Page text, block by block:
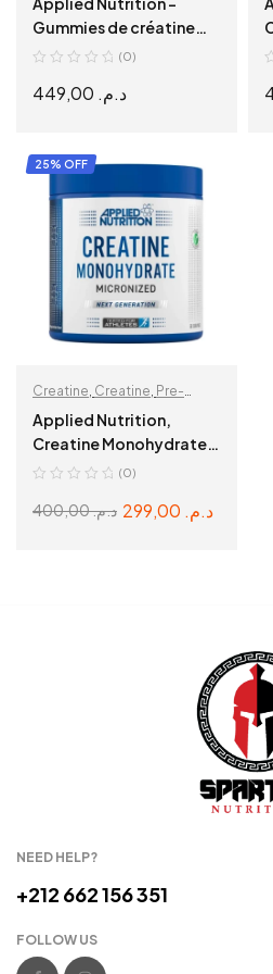
Gummies de créatine
monohydrate – Blue
(0)
د.م.
ADD TO CART
25% OFF
Creatine, Creatine, Pre-
Workout, Prise de Masse
Récupération & Hydratation
Applied Nutrition,
Creatine Monohydrates,
250 g, 50 Servings
(0)
د.م.400,00 د.م.
NEED HELP?
+212 662 156 351
FOLLOW US